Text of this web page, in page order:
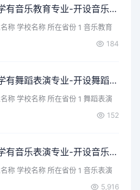
哪些大学有音乐教育专业-开设音乐教育专业的大学名单一览表
称 学校名称 所在省份 1 音乐教育
184
哪些大学有舞蹈表演专业-开设舞蹈表演专业的大学名单一览表
称 学校名称 所在省份 1 舞蹈表演
152
哪些大学有音乐表演专业-开设音乐表演专业的大学名单一览表
称 学校名称 所在省份 1 音乐表演
5,916